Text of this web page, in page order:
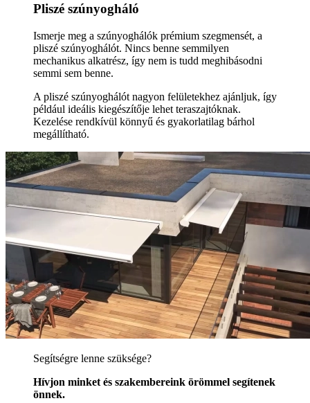
Pliszé szúnyogháló
Ismerje meg a szúnyoghálók prémium szegmensét, a
pliszé szúnyoghálót. Nincs benne semmilyen
mechanikus alkatrész, így nem is tudd meghibásodni
semmi sem benne.
A pliszé szúnyoghálót nagyon felületekhez ajánljuk, így
például ideális kiegészítője lehet teraszajtóknak.
Kezelése rendkívül könnyű és gyakorlatilag bárhol
megállítható.
Segítségre lenne szüksége?
Hívjon minket és szakembereink örömmel segítenek
önnek.